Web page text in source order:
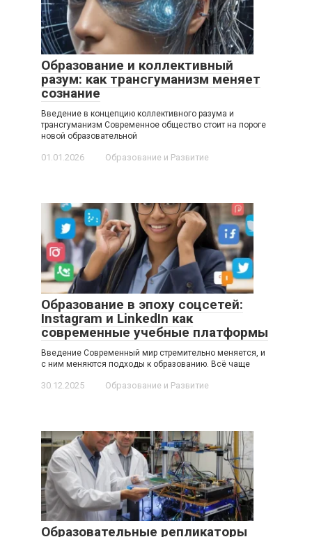
Образование и коллективный
разум: как трансгуманизм меняет
сознание
Введение в концепцию коллективного разума и
трансгуманизм Современное общество стоит на пороге
новой образовательной
01.01.2026 Образование и Развитие
Образование в эпоху соцсетей:
Instagram и LinkedIn как
современные учебные платформы
Введение Современный мир стремительно меняется, и
с ним меняются подходы к образованию. Всё чаще
30.12.2025 Образование и Развитие
Образовательные репликаторы